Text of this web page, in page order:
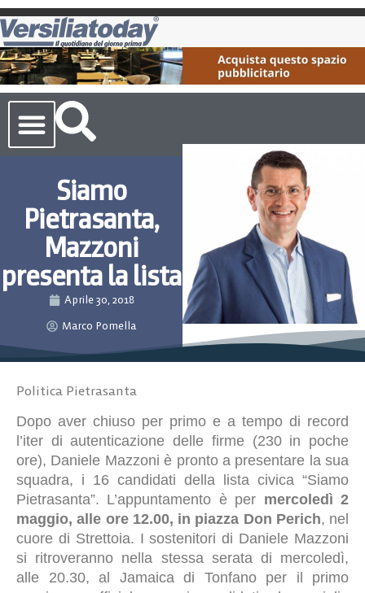
Siamo
Pietrasanta,
Mazzoni
presenta la lista
Aprile 30, 2018
Marco Pomella
Politica Pietrasanta
Dopo aver chiuso per primo e a tempo di record
l’iter di autenticazione delle firme (230 in poche
ore), Daniele Mazzoni è pronto a presentare la sua
squadra, i 16 candidati della lista civica “Siamo
Pietrasanta”. L’appuntamento è per mercoledì 2
maggio, alle ore 12.00, in piazza Don Perich, nel
cuore di Strettoia. I sostenitori di Daniele Mazzoni
si ritroveranno nella stessa serata di mercoledì,
alle 20.30, al Jamaica di Tonfano per il primo